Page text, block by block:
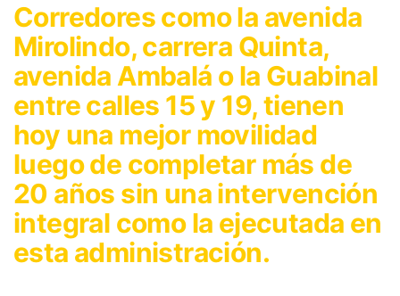
Corredores como la avenida
Mirolindo, carrera Quinta,
avenida Ambalá o la Guabinal
entre calles 15 y 19, tienen
hoy una mejor movilidad
luego de completar más de
20 años sin una intervención
integral como la ejecutada en
esta administración.